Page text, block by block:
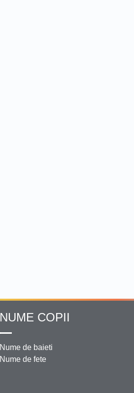
NUME COPII
Nume de baieti
Nume de fete